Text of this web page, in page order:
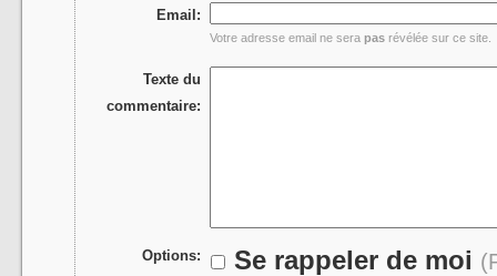
Email:
Votre adresse email ne serapas révélée sur ce site.
Texte du
commentaire:
Options: Se rappeler de moi